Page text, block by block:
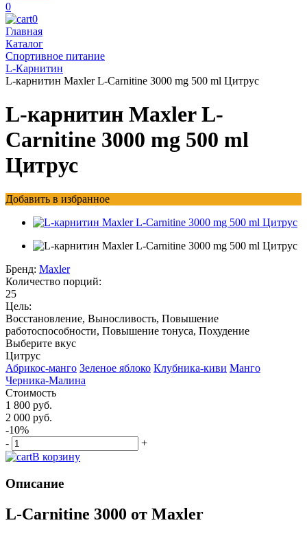
0
0
Главная
Каталог
Спортивное питание
L-Карнитин
L-карнитин Maxler L-Carnitine 3000 mg 500 ml Цитрус
L-карнитин Maxler L-
Carnitine 3000 mg 500 ml
Цитрус
Добавить в избранное
Бренд: Maxler
Количество порций:
25
Цель:
Восстановление, Выносливость, Повышение
работоспособности, Повышение тонуса, Похудение
Выберите вкус
Цитрус
Абрикос-манго Зеленое яблоко Клубника-киви Манго
Черника-Малина
Стоимость
1 800 руб.
2 000 руб.
-10%
-
+
В корзину
Описание
L-Carnitine 3000 от Maxler